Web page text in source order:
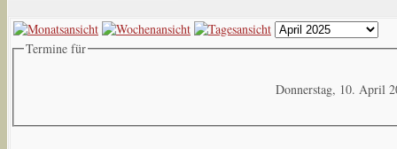
Termine für
Donnerstag, 10. April